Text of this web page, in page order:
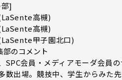
]
高槻)
高槻)
甲子園北口)
部のコメント
SPC会員・メディアモーダ会員
数出場。競技中、学生からみた